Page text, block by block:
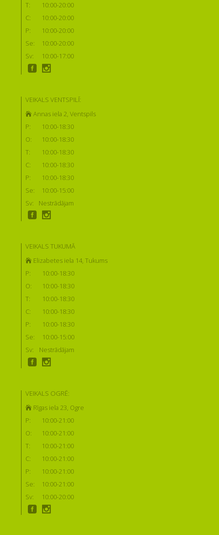
T:
10:00-20:00
C:
10:00-20:00
P:
10:00-20:00
Se:
10:00-20:00
Sv:
10:00-17:00
VEIKALS VENTSPILĪ:
Annas iela 2, Ventspils
P:
10:00-18:30
O:
10:00-18:30
T:
10:00-18:30
C:
10:00-18:30
P:
10:00-18:30
Se:
10:00-15:00
Sv:
Nestrādājam
VEIKALS TUKUMĀ
Elizabetes iela 14, Tukums
P:
10:00-18:30
O:
10:00-18:30
T:
10:00-18:30
C:
10:00-18:30
P:
10:00-18:30
Se:
10:00-15:00
Sv:
Nestrādājam
VEIKALS OGRĒ:
Rīgas iela 23, Ogre
P:
10:00-21:00
O:
10:00-21:00
T:
10:00-21:00
C:
10:00-21:00
P:
10:00-21:00
Se:
10:00-21:00
Sv:
10:00-20:00